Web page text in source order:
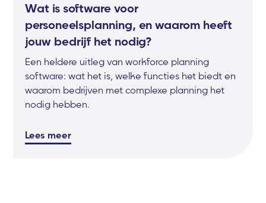
Wat is software voor
personeelsplanning, en waarom heeft
jouw bedrijf het nodig?
Een heldere uitleg van workforce planning
software: wat het is, welke functies het biedt en
waarom bedrijven met complexe planning het
nodig hebben.
Lees meer